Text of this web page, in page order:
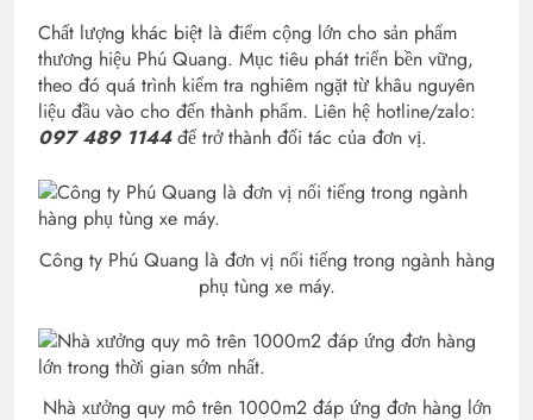
Chất lượng khác biệt là điểm cộng lớn cho sản phẩm
thương hiệu Phú Quang. Mục tiêu phát triển bền vững,
theo đó quá trình kiểm tra nghiêm ngặt từ khâu nguyên
liệu đầu vào cho đến thành phẩm. Liên hệ hotline/zalo:
097 489 1144để trở thành đối tác của đơn vị.
Công ty Phú Quang là đơn vị nổi tiếng trong ngành hàng
phụ tùng xe máy.
Nhà xưởng quy mô trên 1000m2 đáp ứng đơn hàng lớn